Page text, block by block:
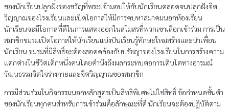
ของนักเรียนปลูกฝังของขวัญที่พระเจ้ามอบให้กับนักเรียนตลอดจนปลูกฝังจิต
วิญญาณของโรงเรียนและเปิดโอกาสให้มีการคบหาสมาคมนอกห้องเรียน
นักเรียนจะมีโอกาสที่ดีในการแสดงออกในสโมสรที่พวกเขาเลือกเข้าร่วม การเป็น
สมาชิกชมรมเปิดโอกาสให้นักเรียนแบ่งปันเรียนรู้ทักษะใหม่สร้างและนําเพื่อน
นักเรียน ชมรมที่มีสิทธิ์จะต้องสอดคล้องกับปรัชญาของโรงเรียนในการสร้างความ
แตกต่างในชีวิตเด็กหนึ่งคนโดยคํานึงถึงผลกระทบต่อการเติบโตทางอารมณ์
วัฒนธรรมจิตใจร่างกายและจิตวิญญาณของสมาชิก
การมีส่วนร่วมในกิจกรรมนอกหลักสูตรเป็นสิทธิพิเศษไม่ใช่สิทธิ์ ข้อกําหนดขั้นต่ํา
ของนักเรียนทุกคนสําหรับการเข้าร่วมคือลักษณะที่ดี นักเรียนจะต้องปฏิบัติตาม